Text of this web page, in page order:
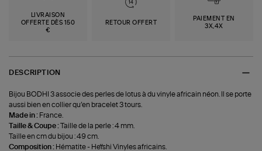
LIVRAISON
OFFERTE DÈS 150
€
RETOUR OFFERT
PAIEMENT EN
3X,4X
DESCRIPTION
Bijou BODHI 3 associe des perles de lotus à du vinyle africain néon. Il se porte
aussi bien en collier qu’en bracelet 3 tours.
Made in : France.
Taille & Coupe :Taille de la perle : 4 mm.
Taille en cm du bijou : 49 cm.
Composition : Hématite - Heïshi Vinyles africains.